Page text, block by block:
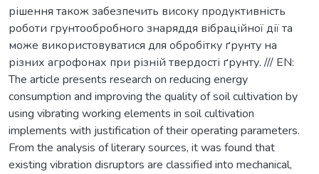
рішення також забезпечить високу продуктивність
роботи грунтообробного знаряддя вібраційної дії та
може використовуватися для обробітку ґрунту на
різних агрофонах при різній твердості ґрунту. /// EN:
The article presents research on reducing energy
consumption and improving the quality of soil cultivation by
using vibrating working elements in soil cultivation
implements with justification of their operating parameters.
From the analysis of literary sources, it was found that
existing vibration disruptors are classified into mechanical,